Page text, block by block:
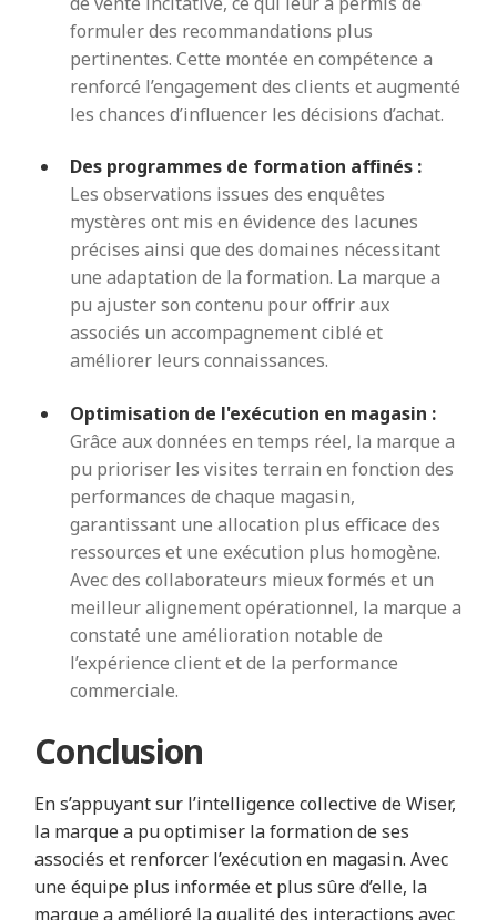
formuler des recommandations plus
pertinentes. Cette montée en compétence a
renforcé l’engagement des clients et augmenté
les chances d’influencer les décisions d’achat.
Des programmes de formation affinés :
Les observations issues des enquêtes
mystères ont mis en évidence des lacunes
précises ainsi que des domaines nécessitant
une adaptation de la formation. La marque a
pu ajuster son contenu pour offrir aux
associés un accompagnement ciblé et
améliorer leurs connaissances.
Optimisation de l'exécution en magasin :
Grâce aux données en temps réel, la marque a
pu prioriser les visites terrain en fonction des
performances de chaque magasin,
garantissant une allocation plus efficace des
ressources et une exécution plus homogène.
Avec des collaborateurs mieux formés et un
meilleur alignement opérationnel, la marque a
constaté une amélioration notable de
l’expérience client et de la performance
commerciale.
Conclusion
En s’appuyant sur l’intelligence collective de Wiser,
la marque a pu optimiser la formation de ses
associés et renforcer l’exécution en magasin. Avec
une équipe plus informée et plus sûre d’elle, la
marque a amélioré la qualité des interactions avec